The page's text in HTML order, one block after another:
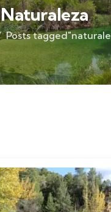
Naturaleza
Posts